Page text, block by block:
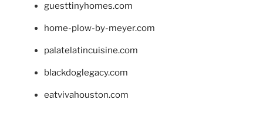
guesttinyhomes.com
home-plow-by-meyer.com
palatelatincuisine.com
blackdoglegacy.com
eatvivahouston.com